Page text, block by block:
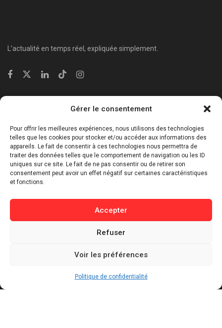
Gérer le consentement
Pour offrir les meilleures expériences, nous utilisons des technologies
telles que les cookies pour stocker et/ou accéder aux informations des
appareils. Le fait de consentir à ces technologies nous permettra de
traiter des données telles que le comportement de navigation ou les ID
uniques sur ce site. Le fait de ne pas consentir ou de retirer son
consentement peut avoir un effet négatif sur certaines caractéristiques
et fonctions.
Accepter
Refuser
Voir les préférences
Politique de confidentialité
L’actualité en temps réel, expliquée simplement.
Économie & Business
⁠Culture & Divertissement
⁠Tech & Innovation
Sport
Buzz / Insolite
Informations
Politique de cookies